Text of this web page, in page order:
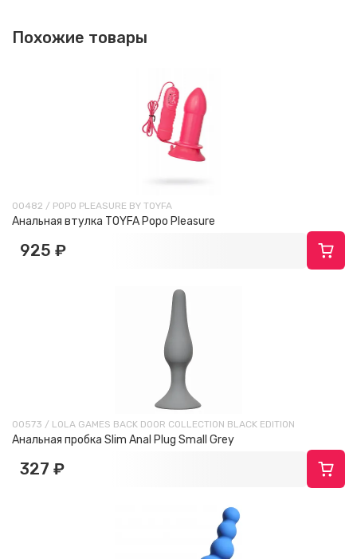
Похожие товары
00482 / POPO PLEASURE BY TOYFA
Анальная втулка TOYFA Popo Pleasure
925 ₽
00573 / LOLA GAMES BACK DOOR COLLECTION BLACK EDITION
Анальная пробка Slim Anal Plug Small Grey
327 ₽